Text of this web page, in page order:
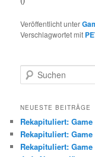
Veröffentlicht unter
Verschlagwortet mit
u
h
n
NEUESTE BEITRÄGE
Rekapituliert:
Rekapituliert:
Rekapituliert: